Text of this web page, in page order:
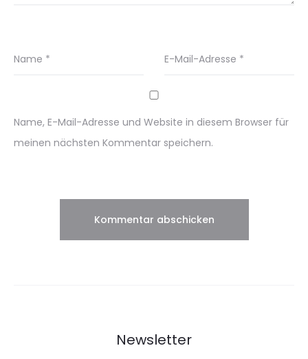
Name * E-Mail-Adresse *
Name, E-Mail-Adresse und Website in diesem Browser für
meinen nächsten Kommentar speichern.
Newsletter